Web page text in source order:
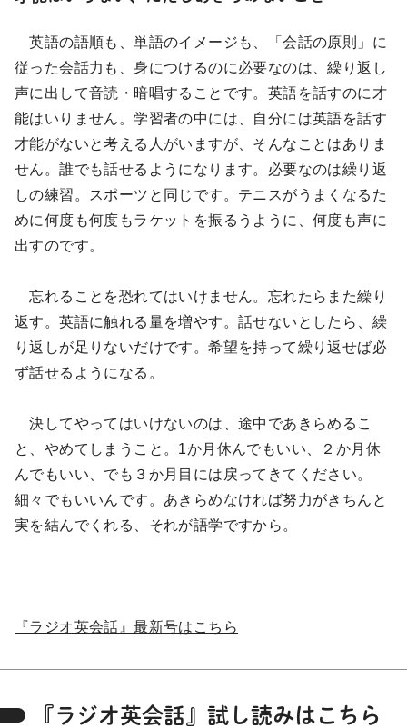
英語の語順も、単語のイメージも、「会話の原則」に
従った会話力も、身につけるのに必要なのは、繰り返し
声に出して音読・暗唱することです。英語を話すのに才
能はいりません。学習者の中には、自分には英語を話す
才能がないと考える人がいますが、そんなことはありま
せん。誰でも話せるようになります。必要なのは繰り返
しの練習。スポーツと同じです。テニスがうまくなるた
めに何度も何度もラケットを振るうように、何度も声に
出すのです。
忘れることを恐れてはいけません。忘れたらまた繰り
返す。英語に触れる量を増やす。話せないとしたら、繰
り返しが足りないだけです。希望を持って繰り返せば必
ず話せるようになる。
決してやってはいけないのは、途中であきらめるこ
と、やめてしまうこと。1か月休んでもいい、２か月休
んでもいい、でも３か月目には戻ってきてください。
細々でもいいんです。あきらめなければ努力がきちんと
実を結んでくれる、それが語学ですから。
『ラジオ英会話』最新号はこちら
『ラジオ英会話』試し読みはこちら